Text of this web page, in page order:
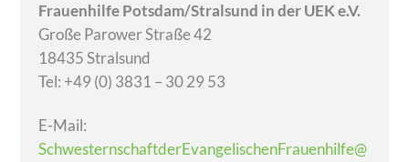
Frauenhilfe Potsdam/Stralsund in der UEK e.V.
Große Parower Straße 42
18435 Stralsund
Tel: +49 (0) 3831 – 30 29 53
E-Mail:
SchwesternschaftderEvangelischenFrauenhilfe@